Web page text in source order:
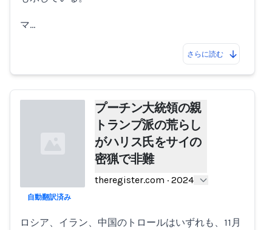
マ…
さらに読む
プーチン大統領の親
トランプ派の荒らし
がハリス氏をサイの
密猟で非難
theregister.com · 2024
自動翻訳済み
ロシア、イラン、中国のトロールはいずれも、11月